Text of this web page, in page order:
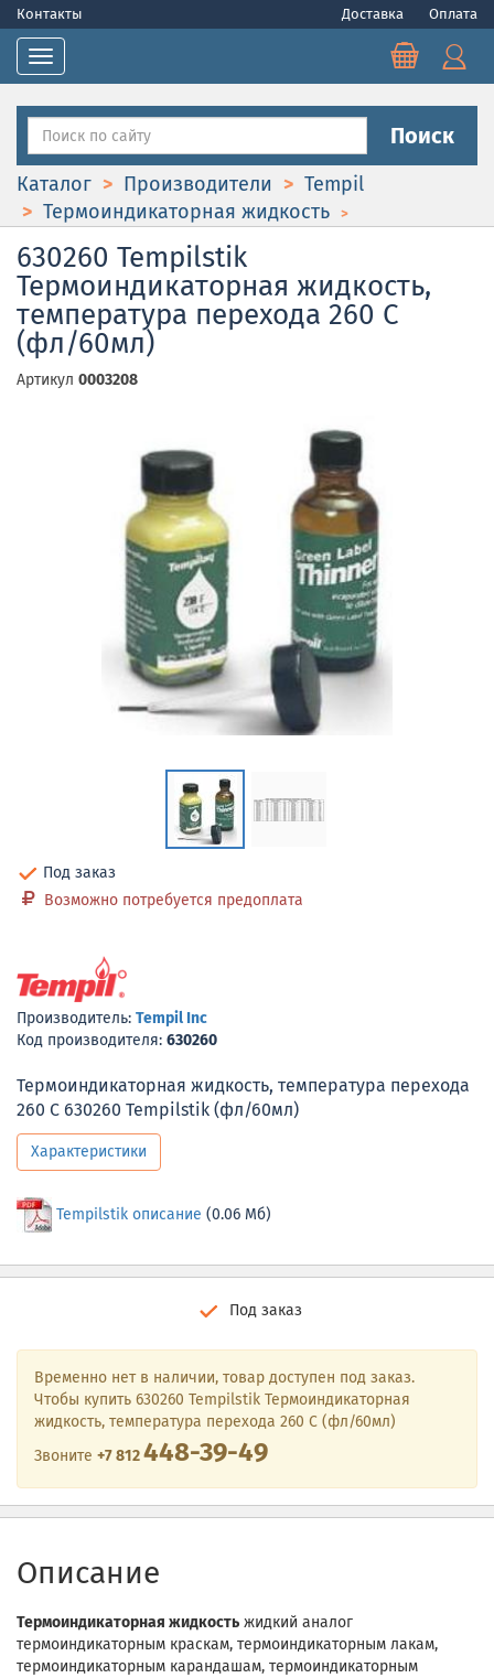
Контакты Доставка Оплата
Toggle navigation
Поиск
Каталог Производители
Tempil
Термоиндикаторная жидкость
630260 Tempilstik
Термоиндикаторная жидкость,
температура перехода 260 С
(фл/60мл)
Артикул 0003208
Под заказ
Возможно потребуется предоплата
Производитель: Tempil Inc
Код производителя: 630260
Термоиндикаторная жидкость, температура перехода
260 С 630260 Tempilstik (фл/60мл)
Характеристики
Tempilstik описание (0.06 Мб)
Под заказ
Временно нет в наличии, товар доступен под заказ.
Чтобы купить 630260 Tempilstik Термоиндикаторная
жидкость, температура перехода 260 С (фл/60мл)
Звоните +7 812448-39-49
Описание
Термоиндикаторная жидкость жидкий аналог
термоиндикаторным краскам, термоиндикаторным лакам,
термоиндикаторным карандашам, термоиндикаторным